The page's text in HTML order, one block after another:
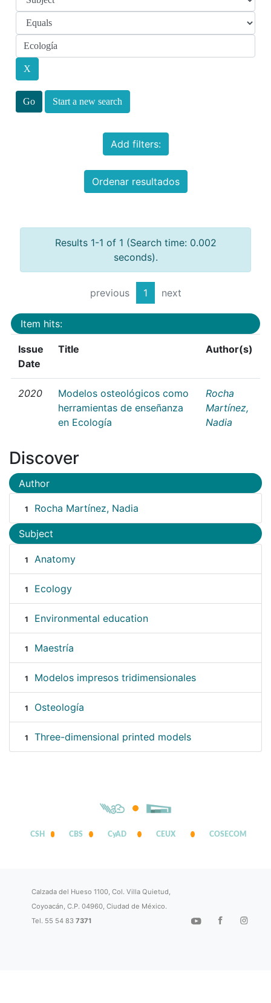
Start a new search
Add filters:
Ordenar resultados
Results 1-1 of 1 (Search time: 0.002
seconds).
previous 1 next
Item hits:
Issue
Date
Title Author(s)
2020
Modelos osteológicos como
herramientas de enseñanza
en Ecología
Rocha
Martínez,
Nadia
Discover
Author
1 Rocha Martínez, Nadia
Subject
1 Anatomy
1 Ecology
1 Environmental education
1 Maestría
1 Modelos impresos tridimensionales
1 Osteología
1 Three-dimensional printed models
CSH CBS CyAD CEUX COSECOM
Calzada del Hueso 1100, Col. Villa Quietud,
Coyoacán, C.P. 04960, Ciudad de México.
Tel. 55 54 837371